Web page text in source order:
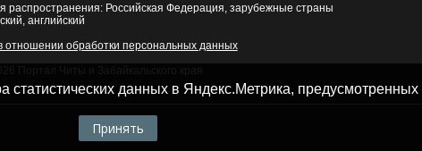
распространения: Российская Федерация, зарубежные страны
английский
отношении обработки персональных данных
данных в Яндекс.Метрика, предусмотренных
Принять